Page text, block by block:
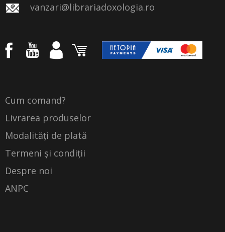
vanzari@librariadoxologia.ro
Cum comand?
Livrarea produselor
Modalități de plată
Termeni și condiții
Despre noi
ANPC